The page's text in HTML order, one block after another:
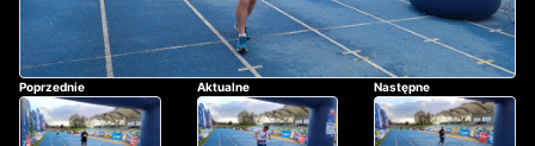
Poprzednie Aktualne Następne